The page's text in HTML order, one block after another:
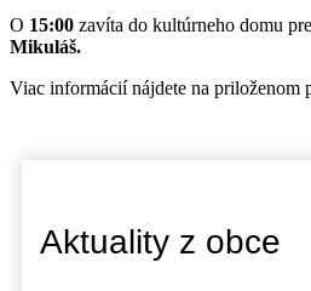
O 15:00 zavíta do kultúrneho domu
Mikuláš.
Viac informácií nájdete na priloženom
Aktuality z obce